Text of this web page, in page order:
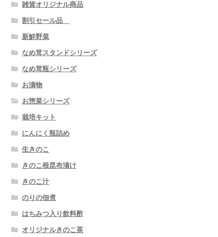
雑貨オリジナル商品
割引セール品
新鮮野菜
なめ茸スタンドシリーズ
なめ茸瓶シリーズ
お漬物
お惣菜シリーズ
栽培キット
にんにく瓶詰め
生きのこ
きのこ根昆布漬け
きのこ汁
のりの佃煮
はちみつ入り飲料酢
オリジナルきのこ茶